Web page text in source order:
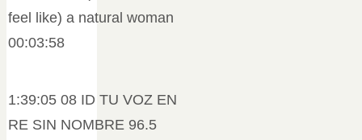
feel like) a natural woman
00:03:58
1:39:05 08 ID TU VOZ EN
RE SIN NOMBRE 96.5